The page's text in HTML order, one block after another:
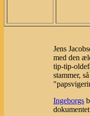
Jens
med den
tip-tip-
stammer,
Ingeborgs